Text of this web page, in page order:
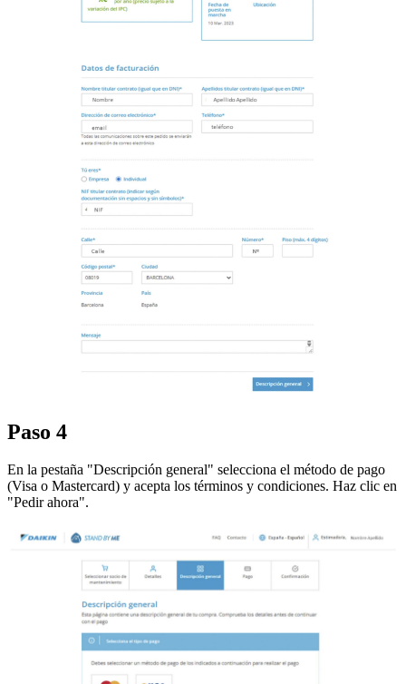
Paso 4
En la pestaña "Descripción general" selecciona el método de pago
(Visa o Mastercard) y acepta los términos y condiciones. Haz clic en
"Pedir ahora".